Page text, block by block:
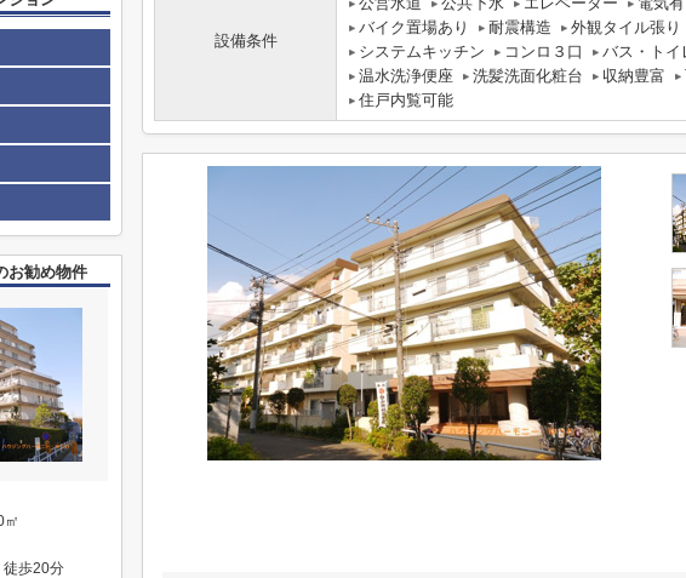
設備条件
バイク置場あり
耐震構造
外観タイル張り
システムキッチン
コンロ３口
バス・トイ
温水洗浄便座
洗髪洗面化粧台 収納豊富
住戸内覧可能
お勧め物件
徒歩20分